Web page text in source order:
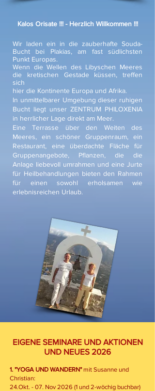
Kalos Orisate !!! - Herzlich Willkommen !!!
Wir laden ein in die zauberhafte Souda-
Bucht bei Plakias, am fast südlichsten
Punkt Europas.
Wenn die Wellen des Libyschen Meeres
die kretischen Gestade küssen, treffen
sich
hier die Kontinente Europa und Afrika.
In unmittelbarer Umgebung dieser ruhigen
Bucht liegt unser ZENTRUM PHILOXENIA
in herrlicher Lage direkt am Meer.
Eine Terrasse über den Weiten des
Meeres, ein schöner Gruppenraum, ein
Restaurant, eine überdachte Fläche für
Gruppenangebote, Pflanzen, die die
Anlage liebevoll umrahmen und eine Jurte
für Heilbehandlungen bieten den Rahmen
für einen sowohl erholsamen wie
erlebnisreichen Urlaub.
EIGENE SEMINARE UND AKTIONEN
UND NEUES 2026
​1. "YOGA UND WANDERN"mit Susanne und
Christian:
24.Okt. - 07. Nov 2026 (1 und 2-wöchig buchbar)